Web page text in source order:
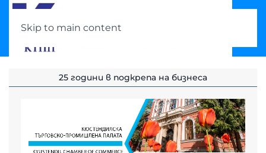
Skip to main content
25 години в подкрепа на бизнеса